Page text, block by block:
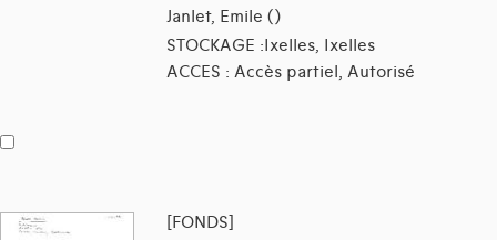
Janlet, Emile ()
STOCKAGE :Ixelles, Ixelles
ACCES : Accès partiel, Autorisé
[FONDS]